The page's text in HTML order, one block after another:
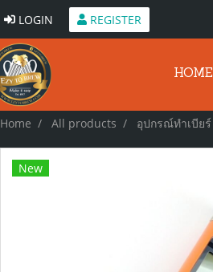
LOGIN REGISTER
HOME
Home All products อุปกรณ์ทำเบียร์
New